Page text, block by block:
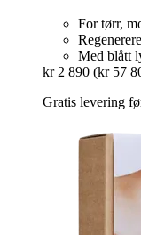
For tørr,
Med blått
kr 2 890 (kr 57
Gratis levering